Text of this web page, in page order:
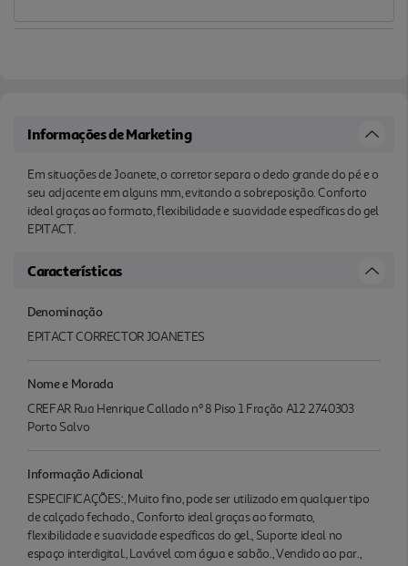
Informações de Marketing
Em situações de Joanete, o corretor separa o dedo grande do pé e o
seu adjacente em alguns mm, evitando a sobreposição. Conforto
ideal graças ao formato, flexibilidade e suavidade específicas do gel
EPITACT.
Características
Denominação
EPITACT CORRECTOR JOANETES
Nome e Morada
CREFAR Rua Henrique Callado nº 8 Piso 1 Fração A12 2740303
Porto Salvo
Informação Adicional
ESPECIFICAÇÕES:, Muito fino, pode ser utilizado em qualquer tipo
de calçado fechado., Conforto ideal graças ao formato,
flexibilidade e suavidade específicas do gel., Suporte ideal no
espaço interdigital., Lavável com água e sabão., Vendido ao par.,